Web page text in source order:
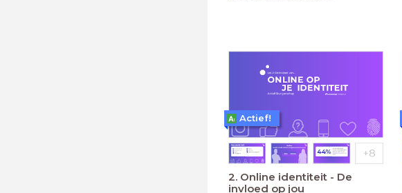
2. Online identiteit - De
invloed op jou
Actief!